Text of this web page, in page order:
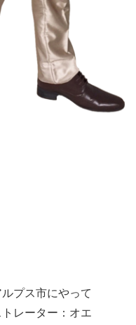
プス市にやって
レーター：オエ